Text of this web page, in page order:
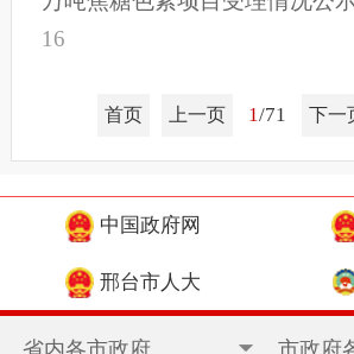
16
首页 上一页 1/71 下一
中国政府网
邢台市人大
省内各市政府 市政府